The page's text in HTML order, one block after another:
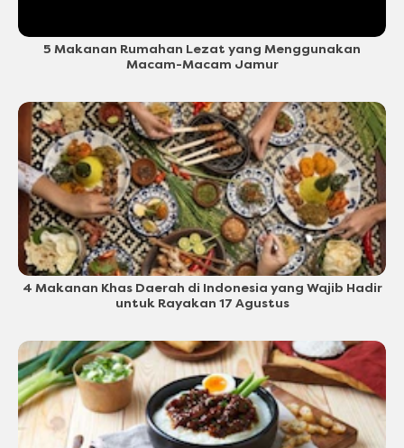
5 Makanan Rumahan Lezat yang Menggunakan
Macam-Macam Jamur
4 Makanan Khas Daerah di Indonesia yang Wajib Hadir
untuk Rayakan 17 Agustus